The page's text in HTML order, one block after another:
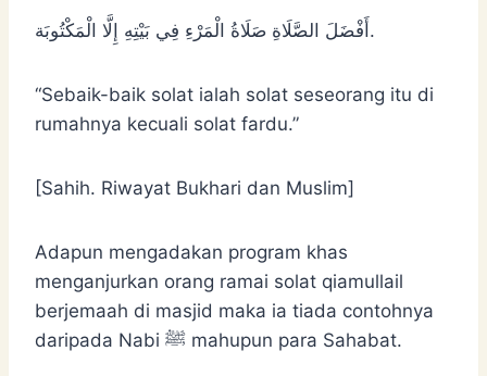
أَفْضَلَ الصَّلَاةِ صَلَاةُ الْمَرْءِ ‌فِي ‌بَيْتِهِ ‌إِلَّا ‌الْمَكْتُوبَة.
“Sebaik-baik solat ialah solat seseorang itu di
rumahnya kecuali solat fardu.”
[Sahih. Riwayat Bukhari dan Muslim]
Adapun mengadakan program khas
menganjurkan orang ramai solat qiamullail
berjemaah di masjid maka ia tiada contohnya
daripada Nabi ﷺ mahupun para Sahabat.